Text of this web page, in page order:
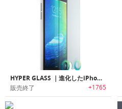
HYPER GLASS ｜進化したiPhone向けスクリーンプロテクター「ハイパーグラス」
販売終了 +1765